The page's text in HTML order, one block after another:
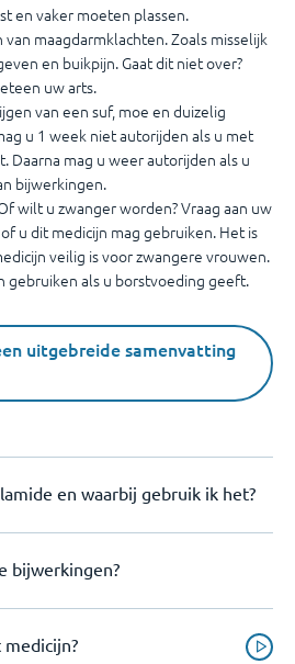
en vaker moeten plassen.
maagdarmklachten. Zoals misselijk
en buikpijn. Gaat dit niet over?
uw arts.
van een suf, moe en duizelig
u 1 week niet autorijden als u met
Daarna mag u weer autorijden als u
bijwerkingen.
wilt u zwanger worden? Vraag aan uw
u dit medicijn mag gebruiken. Het is
veilig is voor zwangere vrouwen.
gebruiken als u borstvoeding geeft.
uitgebreide samenvatting
en waarbij gebruik ik het?
bijwerkingen?